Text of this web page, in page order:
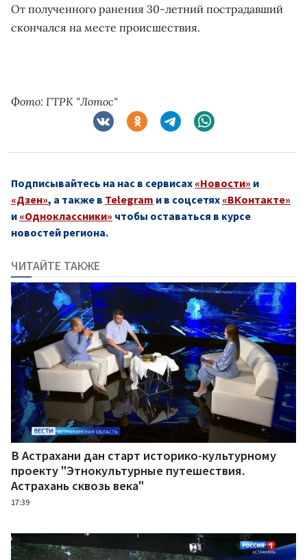
От полученного ранения 30-летний пострадавший
скончался на месте происшествия.
Фото: ГТРК "Лотос"
Подписывайтесь на нас в сервисах «Новости» и
«Дзен», а также в Telegram и в соцсетях «ВКонтакте»
и «Одноклассники» чтобы оставаться в курсе
новостей региона.
ЧИТАЙТЕ ТАКЖЕ
В Астрахани дан старт историко-культурному
проекту "Этнокультурные путешествия.
Астрахань сквозь века"
17:39